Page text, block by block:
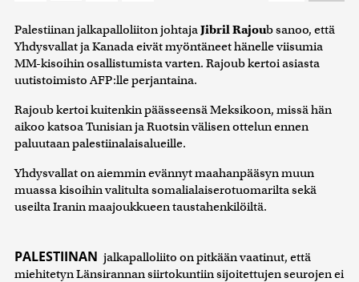
Palestiinan jalkapalloliiton johtajaJibril Rajoub sanoo, että
Yhdysvallat ja Kanada eivät myöntäneet hänelle viisumia
MM-kisoihin osallistumista varten. Rajoub kertoi asiasta
uutistoimisto AFP:lle perjantaina.
Rajoub kertoi kuitenkin päässeensä Meksikoon, missä hän
aikoo katsoa Tunisian ja Ruotsin välisen ottelun ennen
paluutaan palestiinalaisalueille.
Yhdysvallat on aiemmin evännyt maahanpääsyn muun
muassa kisoihin valitulta somalialaiserotuomarilta sekä
useilta Iranin maajoukkueen taustahenkilöiltä.
PALESTIINAN jalkapalloliito on pitkään vaatinut, että
miehitetyn Länsirannan siirtokuntiin sijoitettujen seurojen ei